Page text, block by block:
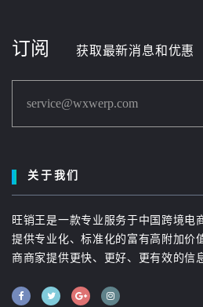
订阅 获取最新消息和优惠
service@wxwerp.com
关于我们
旺销王是一款专业服务于中国跨境电
提供专业化、标准化的富有高附加价
商商家提供更快、更好、更有效的信